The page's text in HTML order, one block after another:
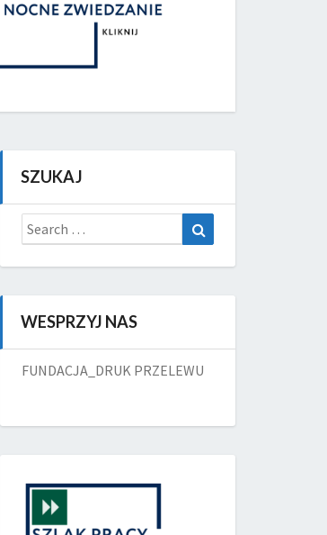
SZUKAJ
Search
for:
WESPRZYJ NAS
FUNDACJA_DRUK PRZELEWU